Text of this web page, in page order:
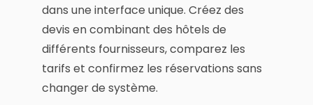
dans une interface unique. Créez des
devis en combinant des hôtels de
différents fournisseurs, comparez les
tarifs et confirmez les réservations sans
changer de système.